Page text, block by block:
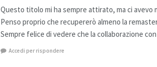
Questo titolo mi ha sempre attirato, ma ci avevo
Penso proprio che recupererò almeno la
Sempre felice di vedere che la collaborazione
Accedi per rispondere